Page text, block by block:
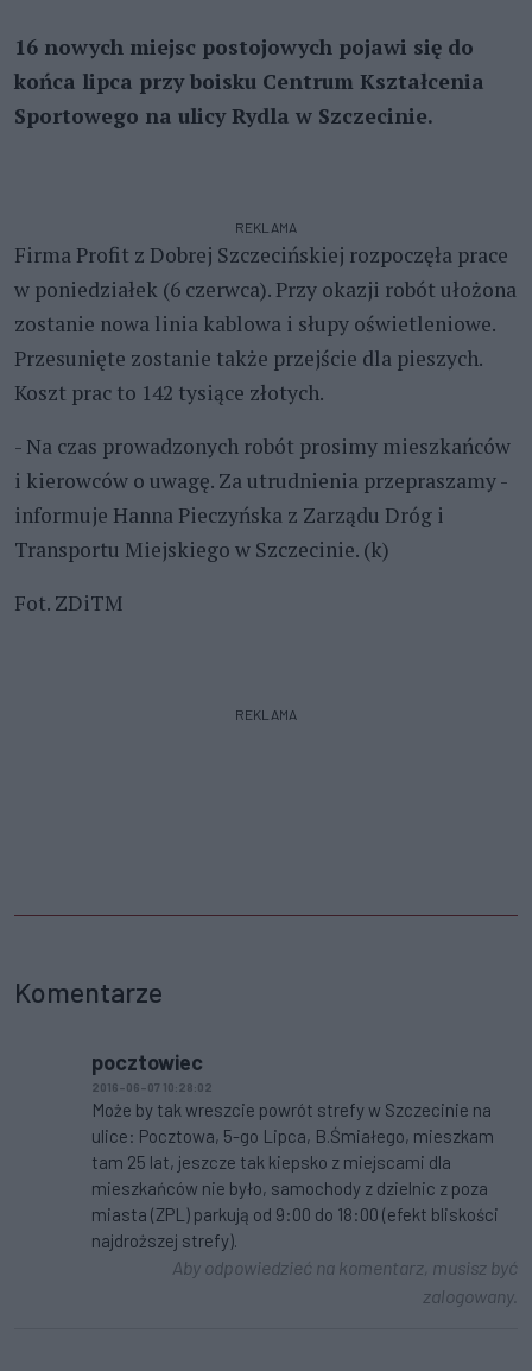
16 nowych miejsc postojowych pojawi się do
końca lipca przy boisku Centrum Kształcenia
Sportowego na ulicy Rydla w Szczecinie.
REKLAMA
Firma Profit z Dobrej Szczecińskiej rozpoczęła prace
w poniedziałek (6 czerwca). Przy okazji robót ułożona
zostanie nowa linia kablowa i słupy oświetleniowe.
Przesunięte zostanie także przejście dla pieszych.
Koszt prac to 142 tysiące złotych.
- Na czas prowadzonych robót prosimy mieszkańców
i kierowców o uwagę. Za utrudnienia przepraszamy -
informuje Hanna Pieczyńska z Zarządu Dróg i
Transportu Miejskiego w Szczecinie. (k)
Fot. ZDiTM
REKLAMA
Komentarze
pocztowiec
2016-06-07 10:28:02
Może by tak wreszcie powrót strefy w Szczecinie na
ulice: Pocztowa, 5-go Lipca, B.Śmiałego, mieszkam
tam 25 lat, jeszcze tak kiepsko z miejscami dla
mieszkańców nie było, samochody z dzielnic z poza
miasta (ZPL) parkują od 9:00 do 18:00 (efekt bliskości
najdroższej strefy).
Aby odpowiedzieć na komentarz, musisz być
zalogowany.